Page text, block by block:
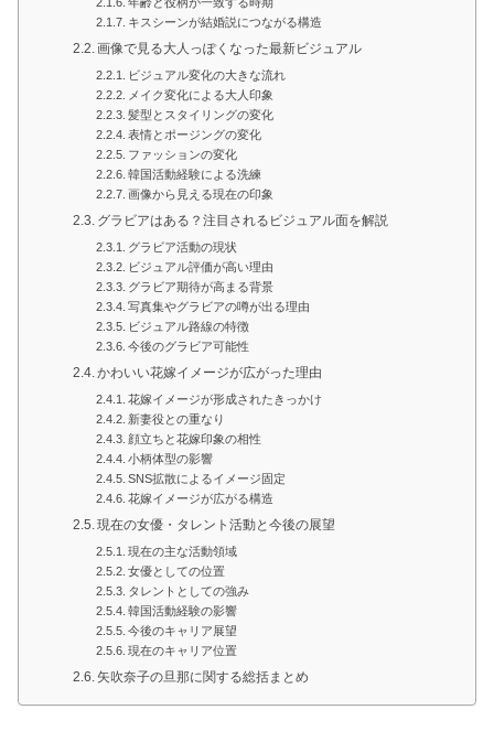
キスシーンが結婚説につながる構造
画像で見る大人っぽくなった最新ビジュアル
ビジュアル変化の大きな流れ
メイク変化による大人印象
髪型とスタイリングの変化
表情とポージングの変化
ファッションの変化
韓国活動経験による洗練
画像から見える現在の印象
グラビアはある？注目されるビジュアル面を解説
グラビア活動の現状
ビジュアル評価が高い理由
グラビア期待が高まる背景
写真集やグラビアの噂が出る理由
ビジュアル路線の特徴
今後のグラビア可能性
かわいい花嫁イメージが広がった理由
花嫁イメージが形成されたきっかけ
新妻役との重なり
顔立ちと花嫁印象の相性
小柄体型の影響
SNS拡散によるイメージ固定
花嫁イメージが広がる構造
現在の女優・タレント活動と今後の展望
現在の主な活動領域
女優としての位置
タレントとしての強み
韓国活動経験の影響
今後のキャリア展望
現在のキャリア位置
矢吹奈子の旦那に関する総括まとめ